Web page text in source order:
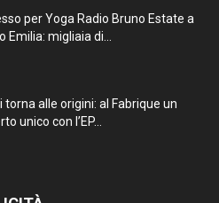
per Yoga Radio Bruno Estate a
Emilia: migliaia di...
torna alle origini: al Fabrique un
unico con l’EP...